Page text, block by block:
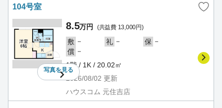
104号室
写真を見る
8.5万円 (共益費 13,000円)
敷 － 礼 － 保 －
償 －
1階 / 1K / 20.02㎡
2026/08/02 更新
ハウスコム 元住吉店